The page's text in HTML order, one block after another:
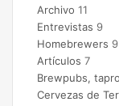
Archivo 11
Entrevistas 9
Homebrewers 9
Artículos 7
Brewpubs,
Cervezas de